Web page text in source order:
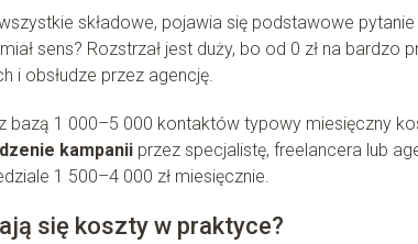
składowe, pojawia się podstawowe
sens? Rozstrzał jest duży, bo od 0 zł na bardzo
i obsłudze przez agencję.
bazą 1 000–5 000 kontaktów typowy miesięczny
kampanii przez specjalistę, freelancera lub
1 500–4 000 zł miesięcznie.
się koszty w praktyce?